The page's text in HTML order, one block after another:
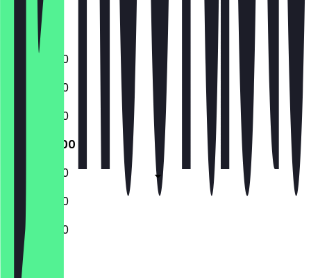
Samstag
Sonntag
11:00 - 23:00
11:00 - 23:00
11:00 - 23:00
11:00 - 23:00
11:00 - 23:00
11:00 - 23:00
11:00 - 23:00